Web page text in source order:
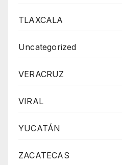
TLAXCALA
Uncategorized
VERACRUZ
VIRAL
YUCATÁN
ZACATECAS